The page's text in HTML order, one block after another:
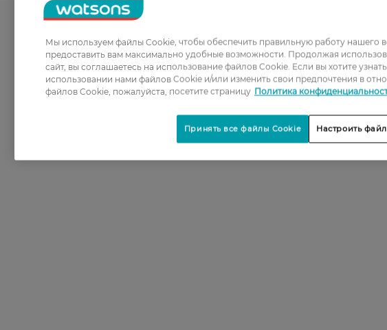
1
2
Мы используем файлы Cookie, чтобы обеспечить правильную работу нашего
предоставить вам максимально удобные возможности. Продолжая
сайт, вы соглашаетесь на использование файлов Cookie. Если вы хотите
использовании нами файлов Cookie и/или изменить свои предпочтения в
файлов Cookie, пожалуйста, посетите страницу Политика
Настроить
Принять все файлы Cookie